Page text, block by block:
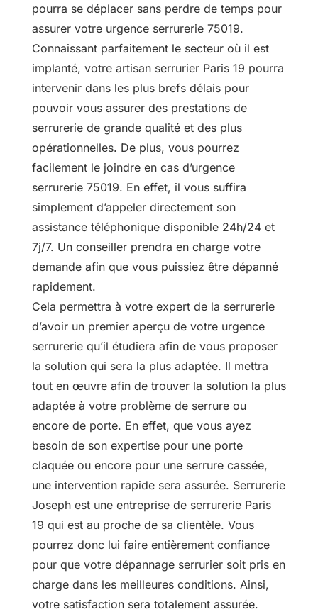
pourra se déplacer sans perdre de temps pour
assurer votre urgence serrurerie 75019.
Connaissant parfaitement le secteur où il est
implanté, votre artisan serrurier Paris 19 pourra
intervenir dans les plus brefs délais pour
pouvoir vous assurer des prestations de
serrurerie de grande qualité et des plus
opérationnelles. De plus, vous pourrez
facilement le joindre en cas d’urgence
serrurerie 75019. En effet, il vous suffira
simplement d’appeler directement son
assistance téléphonique disponible 24h/24 et
7j/7. Un conseiller prendra en charge votre
demande afin que vous puissiez être dépanné
rapidement.
Cela permettra à votre expert de la serrurerie
d’avoir un premier aperçu de votre urgence
serrurerie qu’il étudiera afin de vous proposer
la solution qui sera la plus adaptée. Il mettra
tout en œuvre afin de trouver la solution la plus
adaptée à votre problème de serrure ou
encore de porte. En effet, que vous ayez
besoin de son expertise pour une porte
claquée ou encore pour une serrure cassée,
une intervention rapide sera assurée. Serrurerie
Joseph est une entreprise de serrurerie Paris
19 qui est au proche de sa clientèle. Vous
pourrez donc lui faire entièrement confiance
pour que votre dépannage serrurier soit pris en
charge dans les meilleures conditions. Ainsi,
votre satisfaction sera totalement assurée.